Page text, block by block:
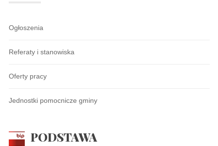
Ogłoszenia
Referaty i stanowiska
Oferty pracy
Jednostki pomocnicze gminy
PODSTAWA